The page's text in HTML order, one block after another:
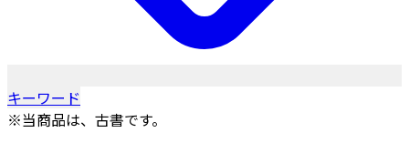
キーワード
※当商品は、古書です。